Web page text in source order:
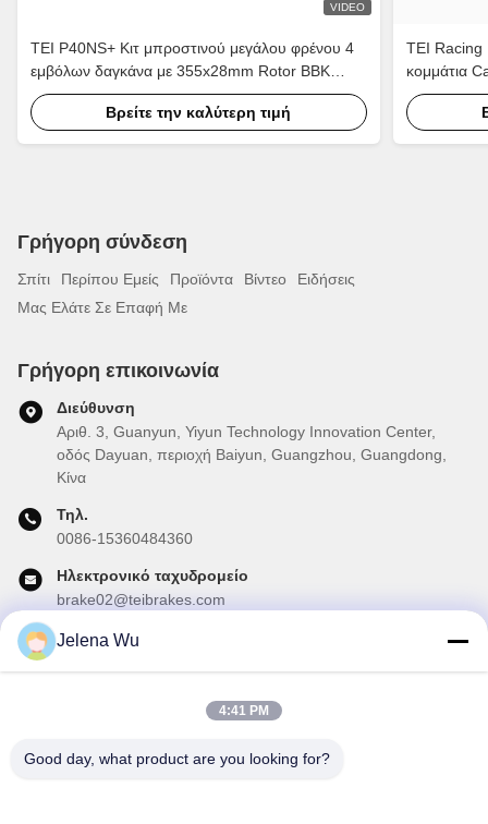
VIDEO
TEI P40NS+ Κιτ μπροστινού μεγάλου φρένου 4
εμβόλων δαγκάνα με 355x28mm Rotor BBK
σύστημα αυτόματου φρένου για Audi A4 A6 18
ιντσών ζάντα αυτοκινήτου
Βρείτε την καλύτερη τιμή
TEI Racing
κομμάτια
μπροστινό
Γρήγορη σύνδεση
Σπίτι Περίπου Εμείς Προϊόντα Βίντεο
Ειδήσεις
Μας Ελάτε Σε Επαφή Με
Γρήγορη επικοινωνία
Διεύθυνση
Αριθ. 3, Guanyun, Yiyun Technology Innovation Center,
οδός Dayuan, περιοχή Baiyun, Guangzhou, Guangdong,
Κίνα
Τηλ.
0086-15360484360
Ηλεκτρονικό ταχυδρομείο
brake02@teibrakes.com
Το Δελτίο Ενημέρωσης
πολλά άλλα.
Jelena Wu
4:41 PM
Good day, what product are you looking for?